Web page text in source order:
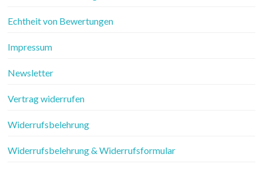
Echtheit von Bewertungen
Impressum
Newsletter
Vertrag widerrufen
Widerrufsbelehrung
Widerrufsbelehrung & Widerrufsformular